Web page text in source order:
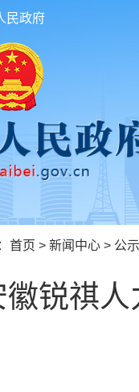
民政府
首页 > 新闻中心 > 公
徽锐祺